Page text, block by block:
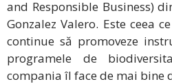
and Responsible Business)
Gonzalez Valero. Este ceea
continue să promoveze
programele de
compania îl face de mai bine